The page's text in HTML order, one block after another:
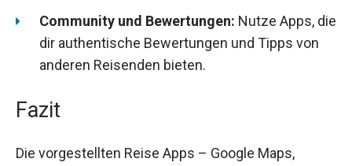
Community und Bewertungen: Nutze Apps, die
dir authentische Bewertungen und Tipps von
anderen Reisenden bieten.
Fazit
Die vorgestellten Reise Apps – Google Maps,